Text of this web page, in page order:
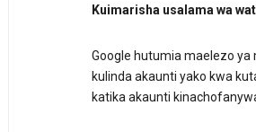
Kuimarisha usalama wa
Google hutumia maelezo ya
kulinda akaunti yako kwa
katika akaunti